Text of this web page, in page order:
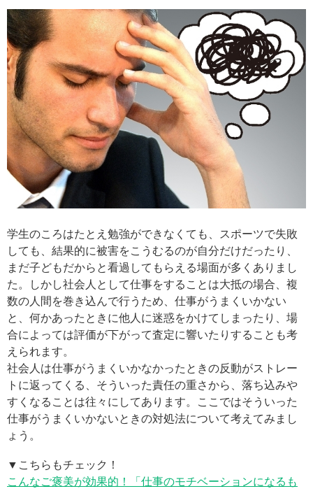
学生のころはたとえ勉強ができなくても、スポーツで失敗
しても、結果的に被害をこうむるのが自分だけだったり、
まだ子どもだからと看過してもらえる場面が多くありまし
た。しかし社会人として仕事をすることは大抵の場合、複
数の人間を巻き込んで行うため、仕事がうまくいかない
と、何かあったときに他人に迷惑をかけてしまったり、場
合によっては評価が下がって査定に響いたりすることも考
えられます。
社会人は仕事がうまくいかなかったときの反動がストレー
トに返ってくる、そういった責任の重さから、落ち込みや
すくなることは往々にしてあります。ここではそういった
仕事がうまくいかないときの対処法について考えてみまし
ょう。
▼こちらもチェック！
こんなご褒美が効果的！「仕事のモチベーションになるも